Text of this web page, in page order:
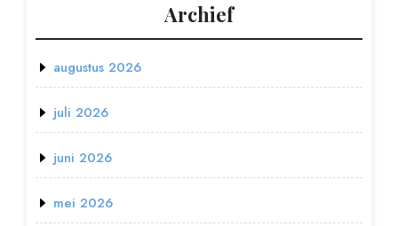
Archief
augustus 2026
juli 2026
juni 2026
mei 2026